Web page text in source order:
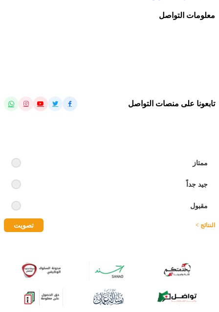
معلومات التواصل
تابعونا على منصات التواصل
ممتاز
جيد جداً
مقبول
تصويت النتائج >